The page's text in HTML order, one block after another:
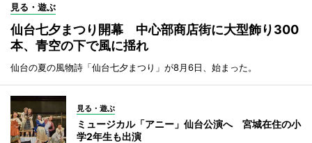
見る・遊ぶ
仙台七夕まつり開幕 中心部商店街に大型飾り300
本、青空の下で風に揺れ
仙台の夏の風物詩「仙台七夕まつり」が8月6日、始まった。
見る・遊ぶ
ミュージカル「アニー」仙台公演へ 宮城在住の小
学2年生も出演